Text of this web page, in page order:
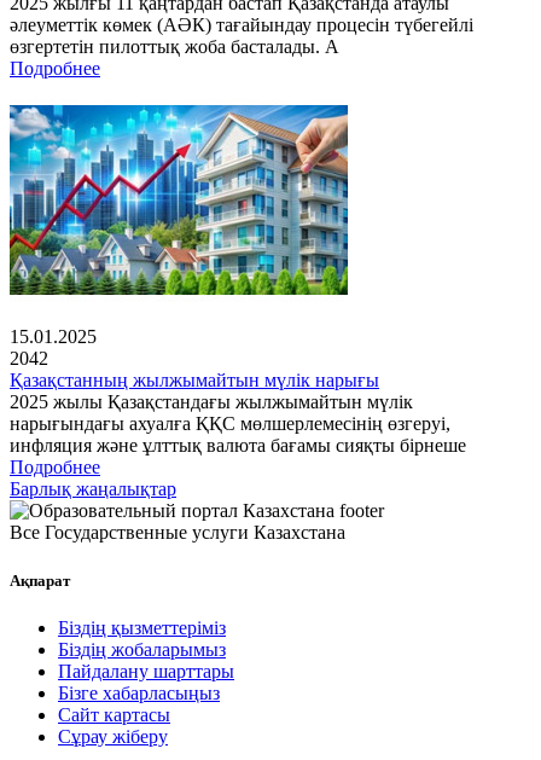
әлеуметтік көмек (АӘК) тағайындау процесін түбегейлі
өзгертетін пилоттық жоба басталады. А
Подробнее
15.01.2025
2042
Қазақстанның жылжымайтын мүлік нарығы
2025 жылы Қазақстандағы жылжымайтын мүлік
нарығындағы ахуалға ҚҚС мөлшерлемесінің өзгеруі,
инфляция және ұлттық валюта бағамы сияқты бірнеше
Подробнее
Барлық жаңалықтар
Все Государственные услуги Казахстана
Ақпарат
Біздің қызметтеріміз
Біздің жобаларымыз
Пайдалану шарттары
Бізге хабарласыңыз
Сайт картасы
Сұрау жіберу